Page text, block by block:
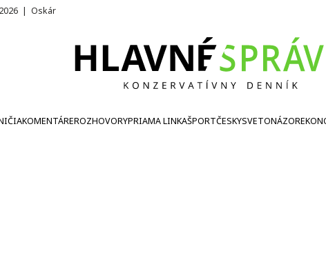
| Oskár
KOMENTÁREROZHOVORYPRIAMA LINKAŠPORTČESKYSVETONÁZOR